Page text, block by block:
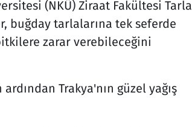
(NKÜ) Ziraat Fakültesi Tarla
buğday tarlalarına tek seferde
zarar verebileceğini
Trakya'nın güzel yağış